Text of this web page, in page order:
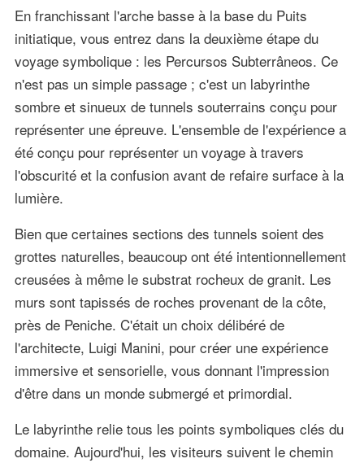
En franchissant l'arche basse à la base du Puits
initiatique, vous entrez dans la deuxième étape du
voyage symbolique : les Percursos Subterrâneos. Ce
n'est pas un simple passage ; c'est un labyrinthe
sombre et sinueux de tunnels souterrains conçu pour
représenter une épreuve. L'ensemble de l'expérience a
été conçu pour représenter un voyage à travers
l'obscurité et la confusion avant de refaire surface à la
lumière.
Bien que certaines sections des tunnels soient des
grottes naturelles, beaucoup ont été intentionnellement
creusées à même le substrat rocheux de granit. Les
murs sont tapissés de roches provenant de la côte,
près de Peniche. C'était un choix délibéré de
l'architecte, Luigi Manini, pour créer une expérience
immersive et sensorielle, vous donnant l'impression
d'être dans un monde submergé et primordial.
Le labyrinthe relie tous les points symboliques clés du
domaine. Aujourd'hui, les visiteurs suivent le chemin